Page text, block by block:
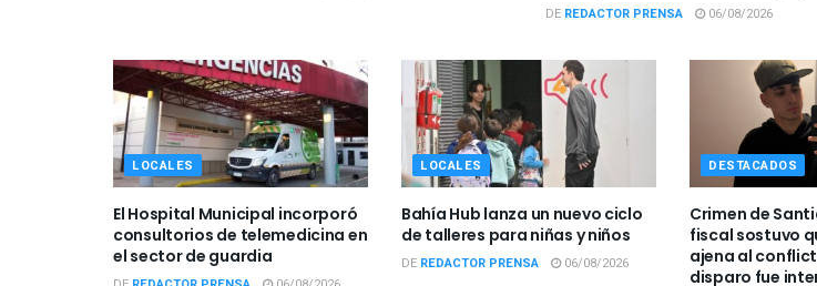
DE REDACTOR PRENSA 06/08/2026
LOCALES
El Hospital Municipal incorporó
consultorios de telemedicina en
el sector de guardia
LOCALES
Bahía Hub lanza un nuevo ciclo
de talleres para niñas y niños
DE REDACTOR PRENSA 06/08/2026
DESTACADOS
Crimen de
fiscal sostuvo
ajena al
disparo fue